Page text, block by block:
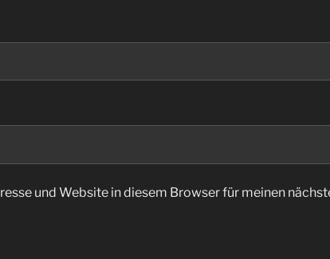
und Website in diesem Browser für meinen